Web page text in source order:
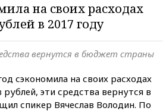
на своих расходах
в 2017 году
вернутся в бюджет страны
сэкономила на своих расходах
эти средства вернутся в
спикер Вячеслав Володин. По